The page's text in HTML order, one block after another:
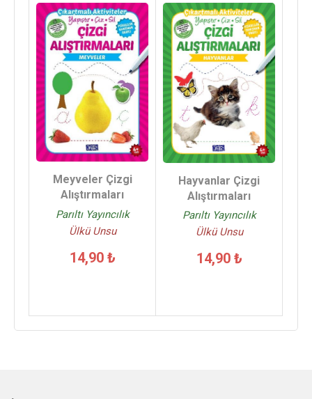
Meyveler Çizgi
Alıştırmaları
Parıltı Yayıncılık
Ülkü Unsu
14,90 ₺
Hayvanlar Çizgi
Alıştırmaları
Parıltı Yayıncılık
Ülkü Unsu
14,90 ₺